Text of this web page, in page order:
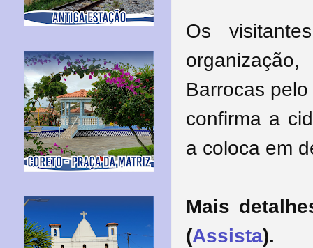
Os
Barrocas
confirma a
a coloca em
Mais
(Assista).